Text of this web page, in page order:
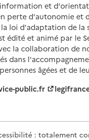
et
perte d'autonomie et
loi d'adaptation de la
édité et animé par le
la collaboration de
dans
âgées et de
public.fr
: totalement